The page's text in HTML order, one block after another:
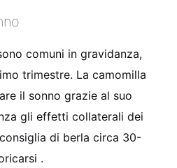
comuni in gravidanza,
trimestre. La camomilla
il sonno grazie al suo
gli effetti collaterali dei
di berla circa 30-
.